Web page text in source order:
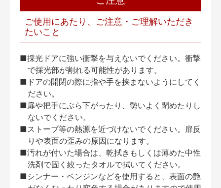
ご使用にあたり、ご注意・ご理解いただき
たいこと
■採光ドアに強い衝撃を与えないでください。衝撃
で採光部が割れる可能性があります。
■ドアの開閉の際に指や手を挟まないようにしてく
ださい。
■扉や把手にぶら下がったり、勢いよく閉めたりし
ないでください。
■ストーブ等の熱源を近づけないでください。扉反
りや表面の歪みの原因になります。
■汚れが付いた場合は、乾拭きもしくは薄めた中性
洗剤で固く絞ったタオルで拭いてください。
■シンナー・ベンジンなどを使用すると、表面の艶